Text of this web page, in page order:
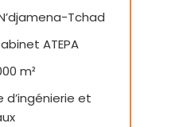
Tchad
ATEPA
m²
d’ingénierie et